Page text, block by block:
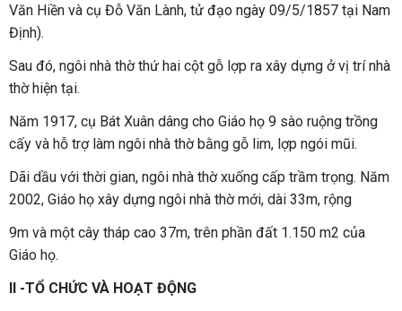
Văn Hiền và cụ Đỗ Văn Lành, tử đạo ngày 09/5/1857 tại Nam
Định).
Sau đó, ngôi nhà thờ thứ hai cột gỗ lợp ra xây dựng ở vị trí nhà
thờ hiện tại.
Năm 1917, cụ Bát Xuân dâng cho Giáo họ 9 sào ruộng trồng
cấy và hỗ trợ làm ngôi nhà thờ bằng gỗ lim, lợp ngói mũi.
Dãi dầu với thời gian, ngôi nhà thờ xuống cấp trầm trọng. Năm
2002, Giáo họ xây dựng ngôi nhà thờ mới, dài 33m, rộng
9m và một cây tháp cao 37m, trên phần đất 1.150 m2 của
Giáo họ.
II -TỔ CHỨC VÀ HOẠT ĐỘNG